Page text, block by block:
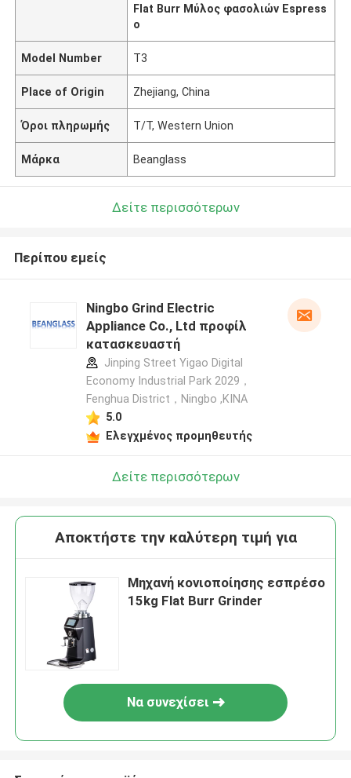
Flat Burr Μύλος φασολιών Espress
o
Model Number T3
Place of Origin Zhejiang, China
Όροι πληρωμής T/T, Western Union
Μάρκα Beanglass
Δείτε περισσότερων
Περίπου εμείς
Ningbo Grind Electric
Appliance Co., Ltd προφίλ
κατασκευαστή
Jinping Street Yigao Digital
Economy Industrial Park 2029，
Fenghua District，Ningbo ,ΚΙΝΑ
5.0
Ελεγχμένος προμηθευτής
Δείτε περισσότερων
Αποκτήστε την καλύτερη τιμή για
Μηχανή κονιοποίησης εσπρέσο
15kg Flat Burr Grinder
Να συνεχίσει